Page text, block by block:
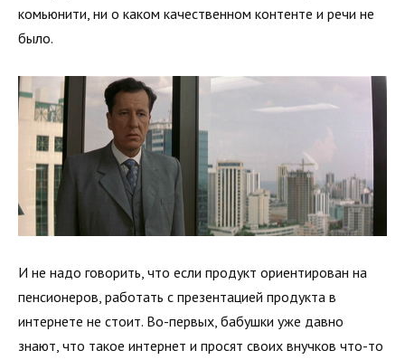
комьюнити, ни о каком качественном контенте и речи не
было.
И не надо говорить, что если продукт ориентирован на
пенсионеров, работать с презентацией продукта в
интернете не стоит. Во-первых, бабушки уже давно
знают, что такое интернет и просят своих внучков что-то